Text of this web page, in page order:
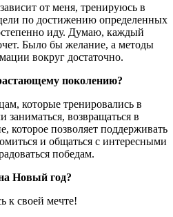
от меня, тренируюсь в
по достижению определенных
иду. Думаю, каждый
Было бы желание, а методы
вокруг достаточно.
поколению?
которые тренировались в
заниматься, возвращаться в
которое позволяет поддерживать
и общаться с интересными
победам.
Новый год?
к своей мечте!